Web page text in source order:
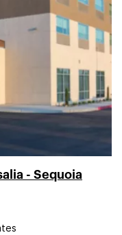
- Sequoia